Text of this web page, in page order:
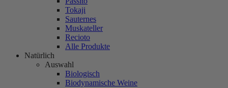
Tokaji
Sauternes
Muskateller
Recioto
Alle Produkte
Natürlich
Auswahl
Biologisch
Biodynamische Weine